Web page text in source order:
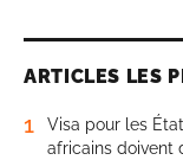
ARTICLES LES
1
Visa pour les
africains doivent